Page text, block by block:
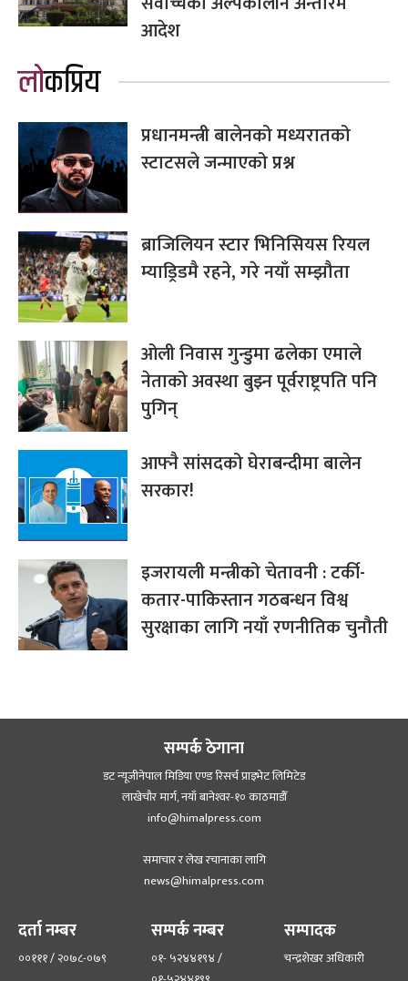
आदेश
लोकप्रिय
प्रधानमन्त्री बालेनको मध्यरातको
स्टाटसले जन्माएको प्रश्न
ब्राजिलियन स्टार भिनिसियस रियल
म्याड्रिडमै रहने, गरे नयाँ सम्झौता
ओली निवास गुन्डुमा ढलेका एमाले
नेताको अवस्था बुझ्न पूर्वराष्ट्रपति पनि
पुगिन्
आफ्नै सांसदको घेराबन्दीमा बालेन
सरकार!
इजरायली मन्त्रीको चेतावनी : टर्की-
कतार-पाकिस्तान गठबन्धन विश्व
सुरक्षाका लागि नयाँ रणनीतिक चुनौती
सम्पर्क ठेगाना
डट न्यूजीनेपाल मिडिया एण्ड रिसर्च प्राइभेट लिमिटेड
लाखेचौर मार्ग, नयाँ बानेश्‍वर-१० काठमाडौँ
info@himalpress.com
समाचार र लेख रचानाका लागि
news@himalpress.com
दर्ता नम्बर
००१११ / २०७८-०७९
सम्पर्क नम्बर
०१- ५२४४१९४ /
सम्पादक
चन्द्रशेखर अधिकारी